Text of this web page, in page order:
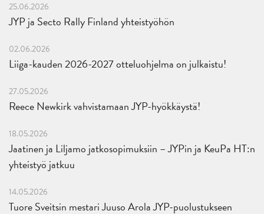
25.06.2026
JYP ja Secto Rally Finland yhteistyöhön
02.06.2026
Liiga-kauden 2026-2027 otteluohjelma on julkaistu!
27.05.2026
Reece Newkirk vahvistamaan JYP-hyökkäystä!
18.05.2026
Jaatinen ja Liljamo jatkosopimuksiin – JYPin ja KeuPa HT:n
yhteistyö jatkuu
14.05.2026
Tuore Sveitsin mestari Juuso Arola JYP-puolustukseen